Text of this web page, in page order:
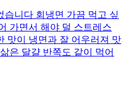
니다 회냉면 가끔 먹고 싶
가면서 해야 덜 스트레스
맛이 냉면과 잘 어우러져 맛
은 달걀 반쪽도 같이 먹어